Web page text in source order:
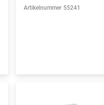
Artikelnummer 55241